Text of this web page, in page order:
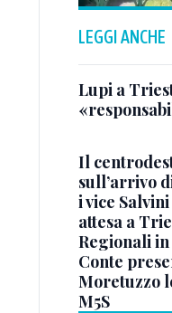
LEGGI ANCHE
Lupi a
Il
sull’arrivo
i vice
attesa a
Regionali
Conte
Moretuzzo
M5S